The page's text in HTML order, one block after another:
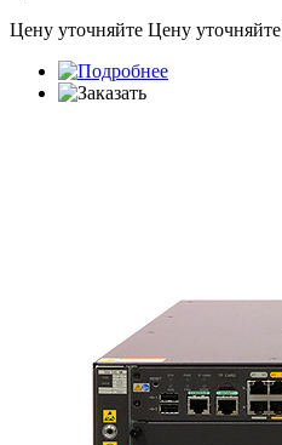
Цену уточняйте Цену уточняйте